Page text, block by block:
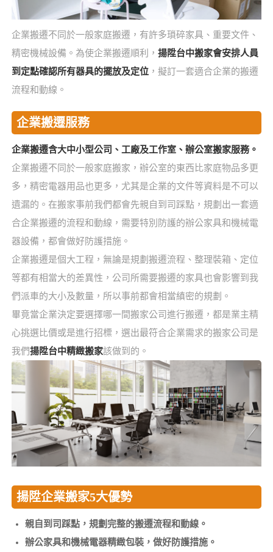
企業搬遷不同於一般家庭搬遷，有許多瑣碎家具、重要文件、
精密機械設備。為使企業搬遷順利， 揚陞台中搬家會安排人員
到定點確認所有器具的擺放及定位，擬訂一套適合企業的搬遷
流程和動線。
企業搬遷服務
企業搬遷含大中小型公司、工廠及工作室、辦公室搬家服務。
企業搬遷不同於一般家庭搬家，辦公室的東西比家庭物品多更
多，精密電器用品也更多，尤其是企業的文件等資料是不可以
遺漏的。在搬家事前我們都會先親自到司踩點，規劃出一套適
合企業搬遷的流程和動線，需要特別防護的辦公家具和機械電
器設備，都會做好防護措施。
企業搬遷是個大工程，無論是規劃搬遷流程、整理裝箱、定位
等都有相當大的差異性，公司所需要搬遷的家具也會影響到我
們派車的大小及數量，所以事前都會相當縝密的規劃。
畢竟當企業決定要選擇哪一間搬家公司進行搬遷，都是業主精
心挑選比價或是進行招標，選出最符合企業需求的搬家公司是
我們揚陞台中精緻搬家該做到的。
揚陞企業搬家5大優勢
親自到司踩點，規劃完整的搬遷流程和動線。
辦公家具和機械電器精緻包裝，做好防護措施。